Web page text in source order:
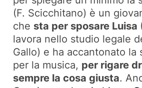
(F. Scicchitano) è un
che sta per sposare Luisa
lavora nello studio legale
Gallo) e ha accantonato la
per la musica, per rigare
sempre la cosa giusta.